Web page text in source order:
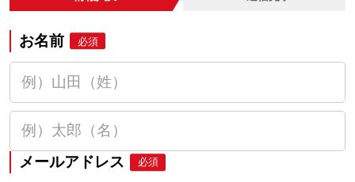
お名前 必須
メールアドレス 必須